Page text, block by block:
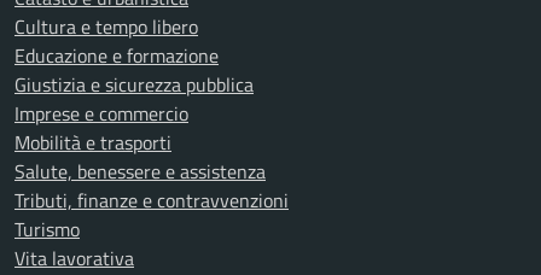
Cultura e tempo libero
Educazione e formazione
Giustizia e sicurezza pubblica
Imprese e commercio
Mobilità e trasporti
Salute, benessere e assistenza
Tributi, finanze e contravvenzioni
Turismo
Vita lavorativa